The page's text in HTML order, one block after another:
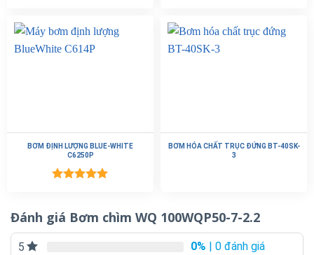
BƠM ĐỊNH LƯỢNG BLUE-WHITE
C6250P
5 sao
BƠM HÓA CHẤT TRỤC ĐỨNG BT-40SK-
3
Đánh giá Bơm chìm WQ 100WQP50-7-2.2
5 0% | 0 đánh giá